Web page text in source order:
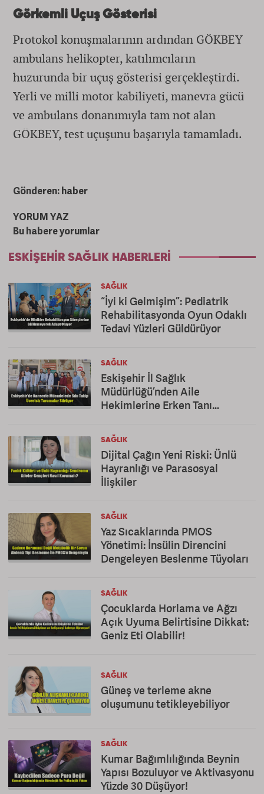
Görkemli Uçuş Gösterisi
Protokol konuşmalarının ardından GÖKBEY
ambulans helikopter, katılımcıların
huzurunda bir uçuş gösterisi gerçekleştirdi.
Yerli ve milli motor kabiliyeti, manevra gücü
ve ambulans donanımıyla tam not alan
GÖKBEY, test uçuşunu başarıyla tamamladı.
Gönderen: haber
YORUM YAZ
Bu habere yorumlar
ESKIŞEHIR SAĞLIK HABERLERI
SAĞLIK
“İyi ki Gelmişim”: Pediatrik
Rehabilitasyonda Oyun Odaklı
Tedavi Yüzleri Güldürüyor
SAĞLIK
Eskişehir İl Sağlık
Müdürlüğü’nden Aile
Hekimlerine Erken Tanı
SAĞLIK
Dijital Çağın Yeni Riski: Ünlü
Hayranlığı ve Parasosyal
İlişkiler
SAĞLIK
Yaz Sıcaklarında PMOS
Yönetimi: İnsülin Direncini
Dengeleyen Beslenme Tüyoları
SAĞLIK
Çocuklarda Horlama ve Ağzı
Açık Uyuma Belirtisine Dikkat:
Geniz Eti Olabilir!
SAĞLIK
Güneş ve terleme akne
oluşumunu tetikleyebiliyor
SAĞLIK
Kumar Bağımlılığında Beynin
Yapısı Bozuluyor ve Aktivasyonu
Yüzde 30 Düşüyor!